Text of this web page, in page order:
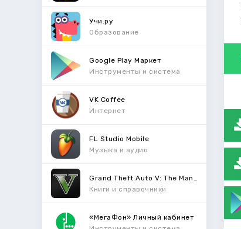
Учи.ру
Образование
Google Play Маркет
Инструменты и система
VK Coffee
Интернет
FL Studio Mobile
Музыка и аудио
Книги и справочники
«МегаФон» Личный кабинет